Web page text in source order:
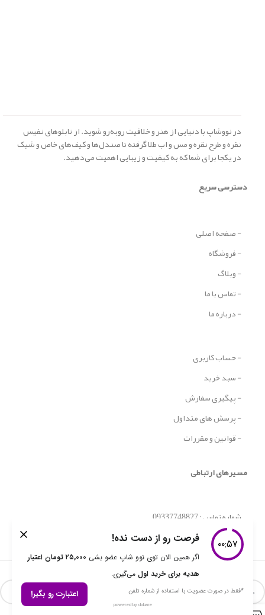
- صفحه اصلی
- وبلاگ
- درباره ما
- حساب کاربری
- سبد خرید
- پیگیری سفارش
- قوانین و مقررات
شماره تماس : 09337748827
Copyright